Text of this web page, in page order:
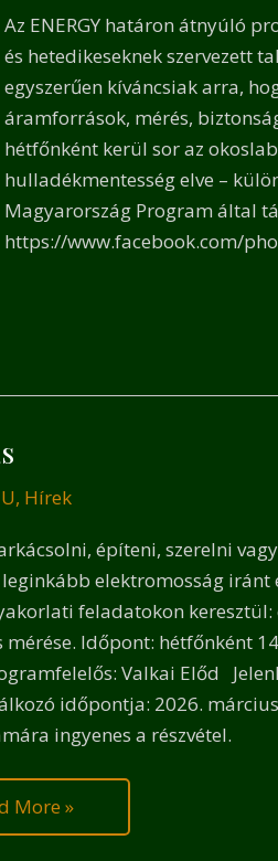
Az ENERGY határon átnyúló
és hetedikeseknek szervezett
egyszerűen kíváncsiak arra,
áramforrások, mérés,
hétfőnként kerül sor az
hulladékmentesség elve –
Magyarország Program által
https://www.facebook.com/
, Hírek
építeni, szerelni
elektromosság
feladatokon
mérése. Időpont: hétfőnként
Valkai Előd
időpontja: 2026.
ingyenes a részvétel.
More »